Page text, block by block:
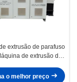
extrusão de parafuso
de extrusão de
HYSJ75/28
o melhor preço